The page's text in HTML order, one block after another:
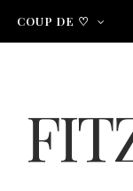
COUP DE ♡